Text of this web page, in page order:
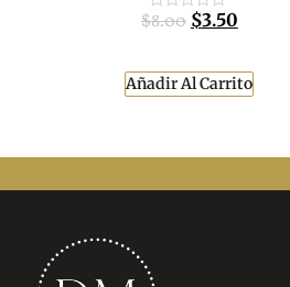
Valorado
5
$8.00 $3.50
Añadir Al Carrito